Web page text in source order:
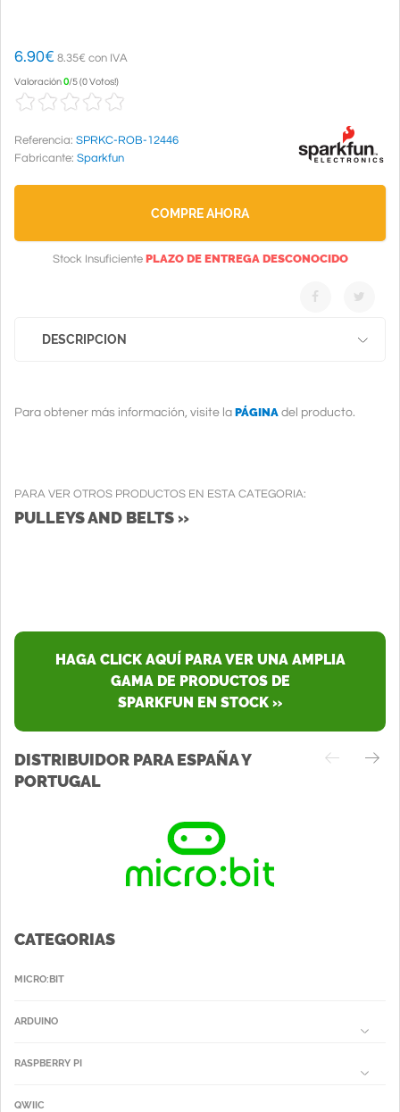
6.90€ 8.35€ con IVA
Valoración0/5(0 Votos!)
Referencia: SPRKC-ROB-12446
Fabricante: Sparkfun
COMPRE AHORA
Stock Insuficiente PLAZO DE ENTREGA DESCONOCIDO
DESCRIPCION
Para obtener más información, visite la PÁGINA del producto.
PARA VER OTROS PRODUCTOS EN ESTA CATEGORIA:
PULLEYS AND BELTS »
HAGA CLICK AQUÍ PARA VER UNA AMPLIA
GAMA DE PRODUCTOS DE
SPARKFUN EN STOCK »
DISTRIBUIDOR PARA ESPAÑA Y
PORTUGAL
CATEGORIAS
MICRO:BIT
ARDUINO
RASPBERRY PI
QWIIC